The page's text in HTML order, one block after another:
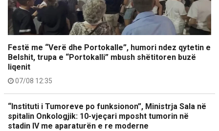
Festë me “Verë dhe Portokalle”, humori ndez qytetin e
Belshit, trupa e “Portokalli” mbush shëtitoren buzë
liqenit
07/08 12:35
“Instituti i Tumoreve po funksionon”, Ministrja Sala në
spitalin Onkologjik: 10-vjeçari mposht tumorin në
stadin IV me aparaturën e re moderne